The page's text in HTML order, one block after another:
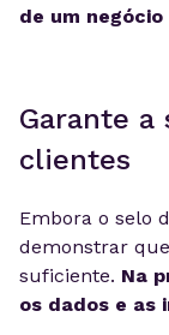
de um
Garante a
clientes
Embora o selo
demonstrar
suficiente. Na
os dados e as